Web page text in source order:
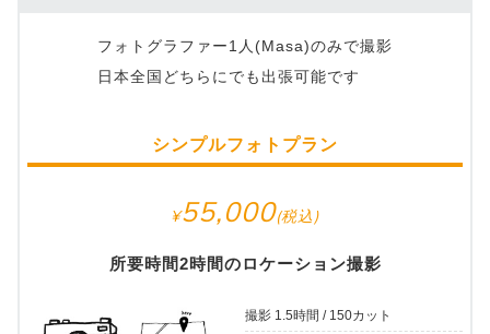
フォトグラファー1人(Masa)のみで撮影
日本全国どちらにでも出張可能です
シンプルフォトプラン
55,000
所要時間2時間のロケーション撮影
撮影 1.5時間 / 150カット